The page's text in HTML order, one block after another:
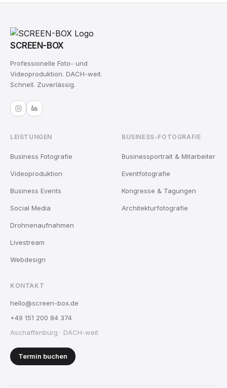
SCREEN-BOX
Professionelle Foto- und
Videoproduktion. DACH-weit.
Schnell. Zuverlässig.
LEISTUNGEN
Business Fotografie
Videoproduktion
Business Events
Social Media
Drohnenaufnahmen
Livestream
Webdesign
BUSINESS-FOTOGRAFIE
Businessportrait & Mitarbeiter
Eventfotografie
Kongresse & Tagungen
Architekturfotografie
KONTAKT
hello@screen-box.de
+49 151 200 84 374
Aschaffenburg · DACH-weit
Termin buchen